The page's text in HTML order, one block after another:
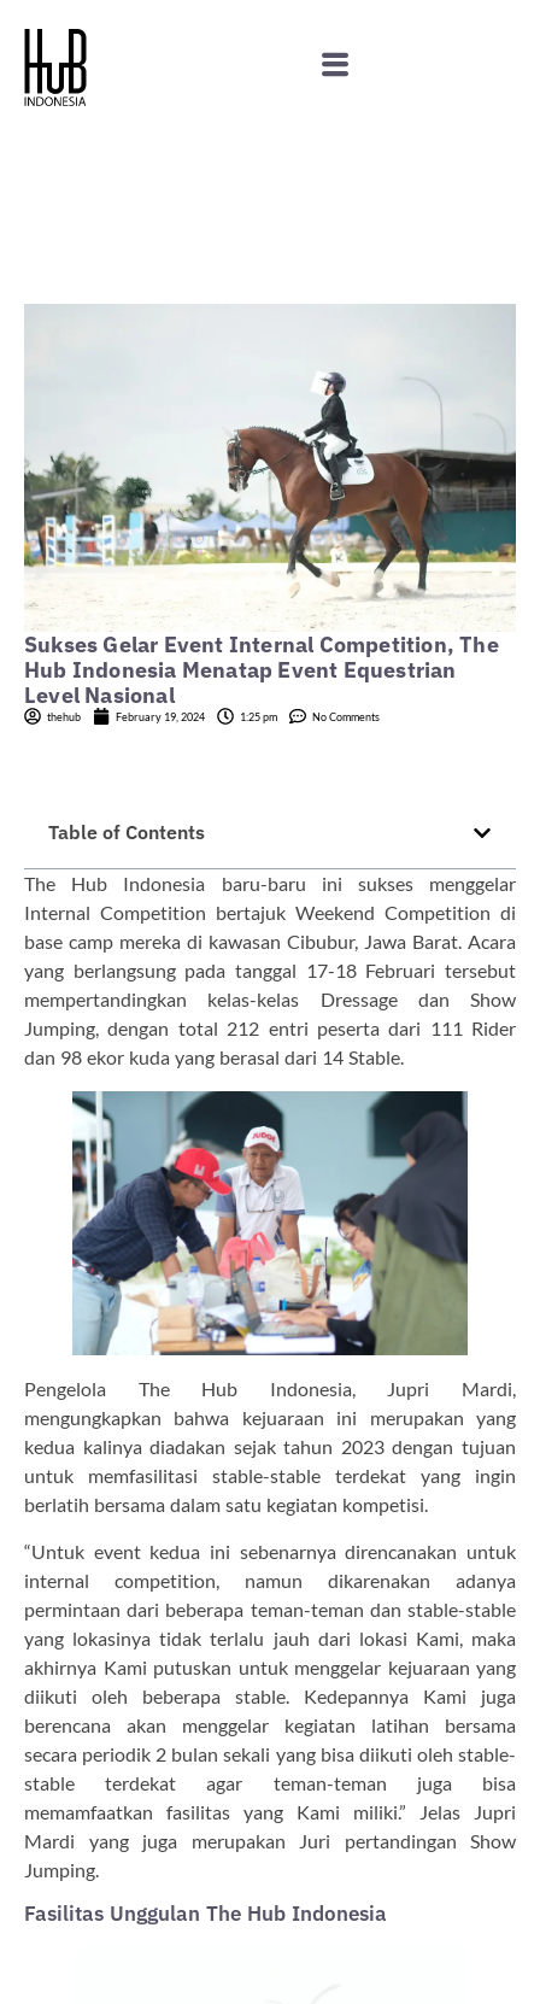
Sukses Gelar Event Internal Competition, The
Hub Indonesia Menatap Event Equestrian
Level Nasional
thehub February 19, 2024 1:25 pm No Comments
Table of Contents
The Hub Indonesia baru-baru ini sukses menggelar
Internal Competition bertajuk Weekend Competition di
base camp mereka di kawasan Cibubur, Jawa Barat. Acara
yang berlangsung pada tanggal 17-18 Februari tersebut
mempertandingkan kelas-kelas Dressage dan Show
Jumping, dengan total 212 entri peserta dari 111 Rider
dan 98 ekor kuda yang berasal dari 14 Stable.
Pengelola The Hub Indonesia, Jupri Mardi,
mengungkapkan bahwa kejuaraan ini merupakan yang
kedua kalinya diadakan sejak tahun 2023 dengan tujuan
untuk memfasilitasi stable-stable terdekat yang ingin
berlatih bersama dalam satu kegiatan kompetisi.
“Untuk event kedua ini sebenarnya direncanakan untuk
internal competition, namun dikarenakan adanya
permintaan dari beberapa teman-teman dan stable-stable
yang lokasinya tidak terlalu jauh dari lokasi Kami, maka
akhirnya Kami putuskan untuk menggelar kejuaraan yang
diikuti oleh beberapa stable. Kedepannya Kami juga
berencana akan menggelar kegiatan latihan bersama
secara periodik 2 bulan sekali yang bisa diikuti oleh stable-
stable terdekat agar teman-teman juga bisa
memamfaatkan fasilitas yang Kami miliki.” Jelas Jupri
Mardi yang juga merupakan Juri pertandingan Show
Jumping.
Fasilitas Unggulan The Hub Indonesia